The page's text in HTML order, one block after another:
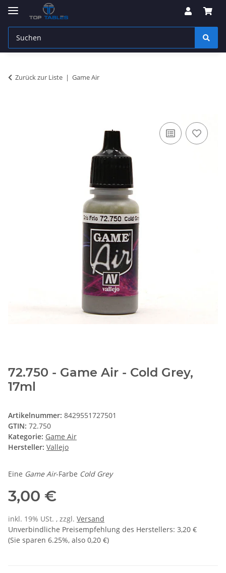
Zurück zur Liste Game Air
72.750 - Game Air - Cold Grey,
17ml
Artikelnummer: 8429551727501
GTIN: 72.750
Kategorie: Game Air
Hersteller: Vallejo
Eine Game Air-Farbe Cold Grey
3,00 €
inkl. 19% USt. , zzgl. Versand
Unverbindliche Preisempfehlung des Herstellers: 3,20 €
(Sie sparen 6.25%, also 0,20 €)